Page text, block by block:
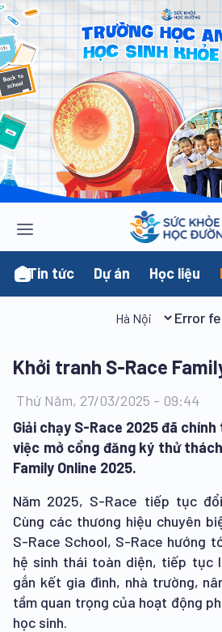
Tin tức Dự án Học liệu
Error
Khởi tranh S-Race
Thứ Năm, 27/03/2025 - 09:44
Giải chạy S-Race 2025 đã
việc mở cổng đăng ký thử
Family Online 2025.
Năm 2025, S-Race tiếp tục
Cùng các thương hiệu chuyên
S-Race School, S-Race hướng
hệ sinh thái toàn diện, tiếp tục
gắn kết gia đình, nhà trường,
tầm quan trọng của hoạt động
học sinh.